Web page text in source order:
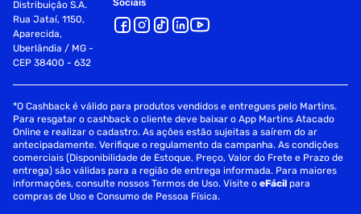
Distribuição S.A.
Rua Jataí, 1150,
Aparecida,
Uberlândia / MG -
CEP 38400 - 632
Sociais
*O Cashback é válido para produtos vendidos e entregues pelo Martins.
Para resgatar o cashback o cliente deve baixar o App Martins Atacado
Online e realizar o cadastro. As ações estão sujeitas a saírem do ar
antecipadamente. Verifique o regulamento da campanha. As condições
comerciais (Disponibilidade de Estoque, Preço, Valor do Frete e Prazo de
entrega) são válidas para a região de entrega informada. Para maiores
informações, consulte nossos Termos de Uso. Visite oeFácil para
compras de Uso e Consumo de Pessoa Física.